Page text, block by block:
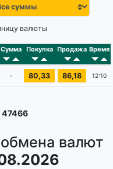
валюты
Сумма Покупка Продажа Время
- 80,33 86,18 12:10
47466
валют